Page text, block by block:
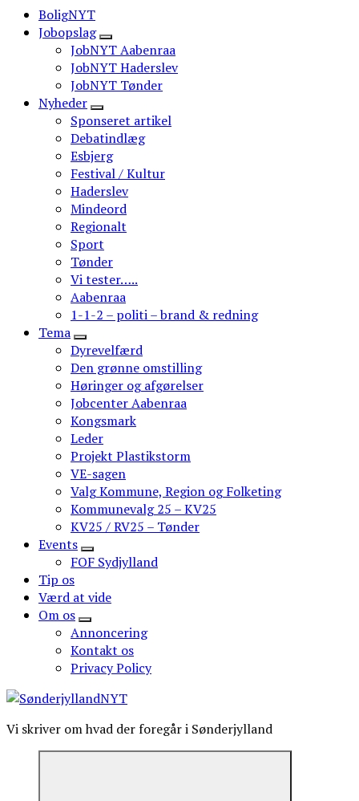
BoligNYT
Jobopslag
JobNYT Aabenraa
JobNYT Haderslev
JobNYT Tønder
Nyheder
Sponseret artikel
Debatindlæg
Esbjerg
Festival / Kultur
Haderslev
Mindeord
Regionalt
Sport
Tønder
Vi tester…..
Aabenraa
1-1-2 – politi – brand & redning
Tema
Dyrevelfærd
Den grønne omstilling
Høringer og afgørelser
Jobcenter Aabenraa
Kongsmark
Leder
Projekt Plastikstorm
VE-sagen
Valg Kommune, Region og Folketing
Kommunevalg 25 – KV25
KV25 / RV25 – Tønder
Events
FOF Sydjylland
Tip os
Værd at vide
Om os
Annoncering
Kontakt os
Privacy Policy
Vi skriver om hvad der foregår i Sønderjylland